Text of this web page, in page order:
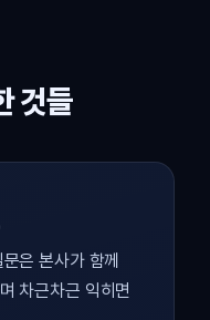
것들
은 본사가 함께
차근차근 익히면